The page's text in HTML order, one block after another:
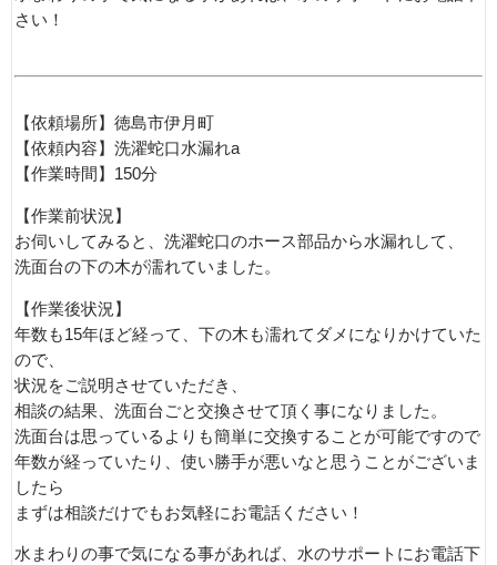
さい！
【依頼場所】徳島市伊月町
【依頼内容】洗濯蛇口水漏れa
【作業時間】150分
【作業前状況】
お伺いしてみると、洗濯蛇口のホース部品から水漏れして、
洗面台の下の木が濡れていました。
【作業後状況】
年数も15年ほど経って、下の木も濡れてダメになりかけていた
ので、
状況をご説明させていただき、
相談の結果、洗面台ごと交換させて頂く事になりました。
洗面台は思っているよりも簡単に交換することが可能ですので
年数が経っていたり、使い勝手が悪いなと思うことがございま
したら
まずは相談だけでもお気軽にお電話ください！
水まわりの事で気になる事があれば、水のサポートにお電話下